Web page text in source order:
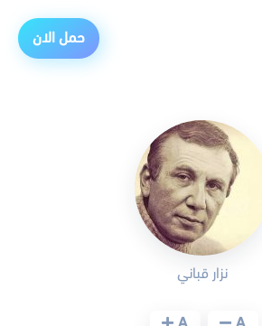
حمل الان
نزار قباني